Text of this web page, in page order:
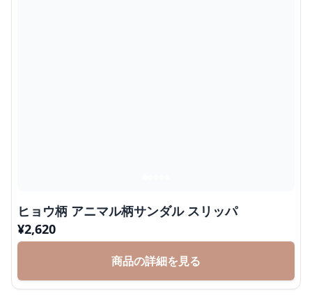
ヒョウ柄 アニマル柄サンダル スリッパ
¥2,620
商品の詳細を見る